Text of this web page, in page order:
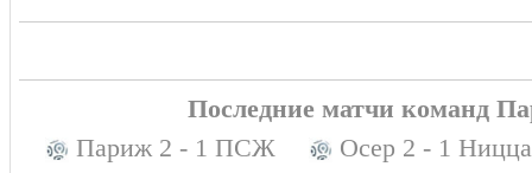
Последние матчи команд
Париж 2 - 1 ПСЖ
Осер 2 - 1 Ницца